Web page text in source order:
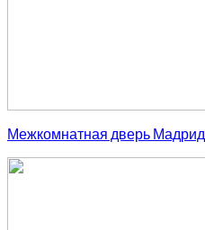
Межкомнатная дверь Мадрид